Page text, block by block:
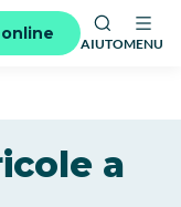
AIUTOMENU
a